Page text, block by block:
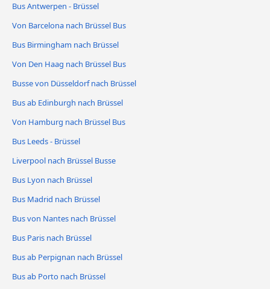
Bus Antwerpen - Brüssel
Von Barcelona nach Brüssel Bus
Bus Birmingham nach Brüssel
Von Den Haag nach Brüssel Bus
Busse von Düsseldorf nach Brüssel
Bus ab Edinburgh nach Brüssel
Von Hamburg nach Brüssel Bus
Bus Leeds - Brüssel
Liverpool nach Brüssel Busse
Bus Lyon nach Brüssel
Bus Madrid nach Brüssel
Bus von Nantes nach Brüssel
Bus Paris nach Brüssel
Bus ab Perpignan nach Brüssel
Bus ab Porto nach Brüssel